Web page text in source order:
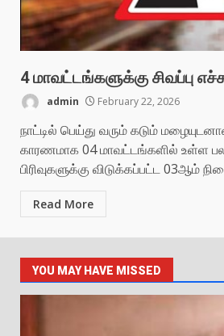
4 மாவட்டங்களுக்கு சிவப்பு
admin February 22, 2026
நாட்டில் பெய்து வரும் கடும்
காரணமாக 04 மாவட்டங்களில் உள்ள
பிரிவுகளுக்கு விடுக்கப்பட்ட 03ஆம்
Read More
YOU MAY HAVE MISSED